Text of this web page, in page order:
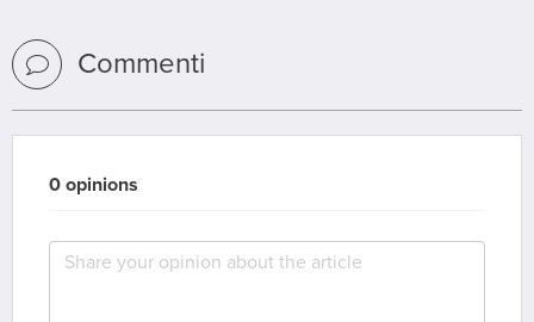
Commenti
0 opinions